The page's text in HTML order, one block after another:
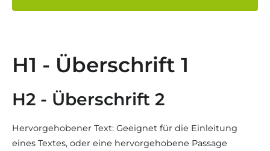
H1 - Überschrift 1
H2 - Überschrift 2
Hervorgehobener Text: Geeignet für die Einleitung
eines Textes, oder eine hervorgehobene Passage